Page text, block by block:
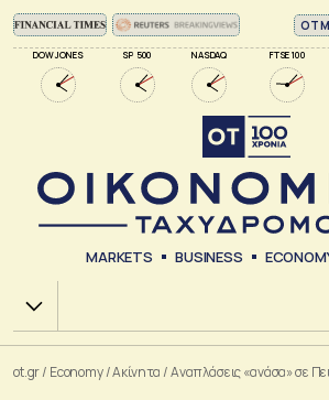
DOW JONES SP 500 NASDAQ FTSE 100
ΟΤ
MARKETS BUSINESS
Χ.Α.
ot.gr/ Economy/Ακίνητα /Αναπλάσεις «ανάσα» σε